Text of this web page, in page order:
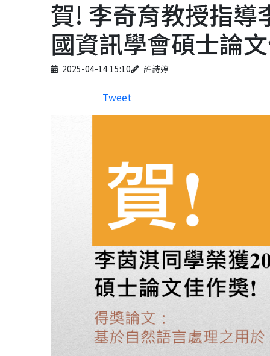
賀! 李奇育教授指導
國資訊學會碩士論
Published on
2025-04-14 15:10
Author 許詩婷
Tweet